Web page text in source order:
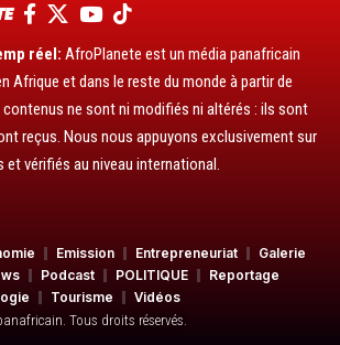
réel: AfroPlanete est un média panafricain
Afrique et dans le reste du monde à partir de
ne sont ni modifiés ni altérés : ils sont
reçus. Nous nous appuyons exclusivement sur
et vérifiés au niveau international.
Emission Entrepreneuriat
Galerie
Podcast POLITIQUE
Reportage
Tourisme
Vidéos
Tous droits réservés.